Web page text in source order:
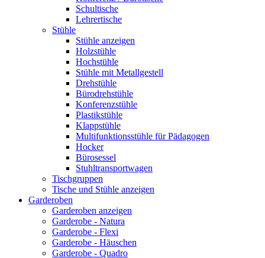
Schultische
Lehrertische
Stühle
Stühle anzeigen
Holzstühle
Hochstühle
Stühle mit Metallgestell
Drehstühle
Bürodrehstühle
Konferenzstühle
Plastikstühle
Klappstühle
Multifunktionsstühle für Pädagogen
Hocker
Bürosessel
Stuhltransportwagen
Tischgruppen
Tische und Stühle anzeigen
Garderoben
Garderoben anzeigen
Garderobe - Natura
Garderobe - Flexi
Garderobe - Häuschen
Garderobe - Quadro